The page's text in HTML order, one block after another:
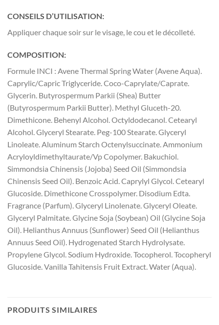
CONSEILS D’UTILISATION:
Appliquer chaque soir sur le visage, le cou et le décolleté.
COMPOSITION:
Formule INCI : Avene Thermal Spring Water (Avene Aqua).
Caprylic/Capric Triglyceride. Coco-Caprylate/Caprate.
Glycerin. Butyrospermum Parkii (Shea) Butter
(Butyrospermum Parkii Butter). Methyl Gluceth-20.
Dimethicone. Behenyl Alcohol. Octyldodecanol. Cetearyl
Alcohol. Glyceryl Stearate. Peg-100 Stearate. Glyceryl
Linoleate. Aluminum Starch Octenylsuccinate. Ammonium
Acryloyldimethyltaurate/Vp Copolymer. Bakuchiol.
Simmondsia Chinensis (Jojoba) Seed Oil (Simmondsia
Chinensis Seed Oil). Benzoic Acid. Caprylyl Glycol. Cetearyl
Glucoside. Dimethicone Crosspolymer. Disodium Edta.
Fragrance (Parfum). Glyceryl Linolenate. Glyceryl Oleate.
Glyceryl Palmitate. Glycine Soja (Soybean) Oil (Glycine Soja
Oil). Helianthus Annuus (Sunflower) Seed Oil (Helianthus
Annuus Seed Oil). Hydrogenated Starch Hydrolysate.
Propylene Glycol. Sodium Hydroxide. Tocopherol. Tocopheryl
Glucoside. Vanilla Tahitensis Fruit Extract. Water (Aqua).
PRODUITS SIMILAIRES